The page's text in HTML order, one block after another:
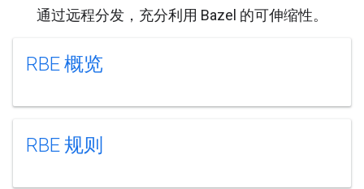
通过远程分发，充分利用 Bazel 的可伸缩性。
RBE 概览
RBE 规则